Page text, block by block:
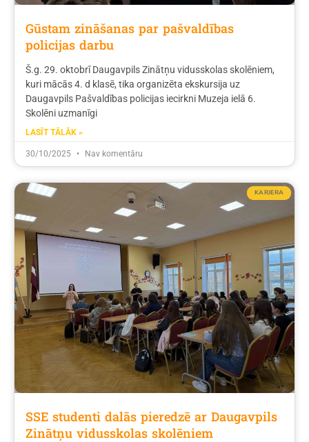
Gūstam zināšanas par pašvaldības
policijas darbu
Š.g. 29. oktobrī Daugavpils Zinātņu vidusskolas skolēniem,
kuri mācās 4. d klasē, tika organizēta ekskursija uz
Daugavpils Pašvaldības policijas iecirkni Muzeja ielā 6.
Skolēni uzmanīgi
LASĪT TĀLĀK »
30/10/2025 Nav komentāru
KARJERA
SSE studenti dalās pieredzē ar Daugavpils
Zinātņu vidusskolas skolēniem